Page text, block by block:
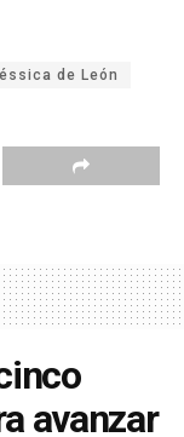
de León
avanzar